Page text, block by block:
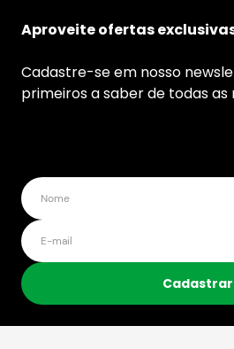
Aproveite ofertas
Cadastre-se em nosso
primeiros a saber de todas as
Cadastrar